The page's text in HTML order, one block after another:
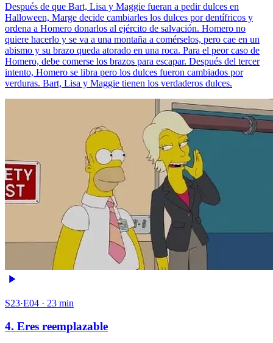
Después de que Bart, Lisa y Maggie fueran a pedir dulces en
Halloween, Marge decide cambiarles los dulces por dentífricos y
ordena a Homero donarlos al ejército de salvación. Homero no
quiere hacerlo y se va a una montaña a comérselos, pero cae en un
abismo y su brazo queda atorado en una roca. Para el peor caso de
Homero, debe comerse los brazos para escapar. Después del tercer
intento, Homero se libra pero los dulces fueron cambiados por
verduras. Bart, Lisa y Maggie tienen los verdaderos dulces.
S23·E04 · 23 min
4. Eres reemplazable